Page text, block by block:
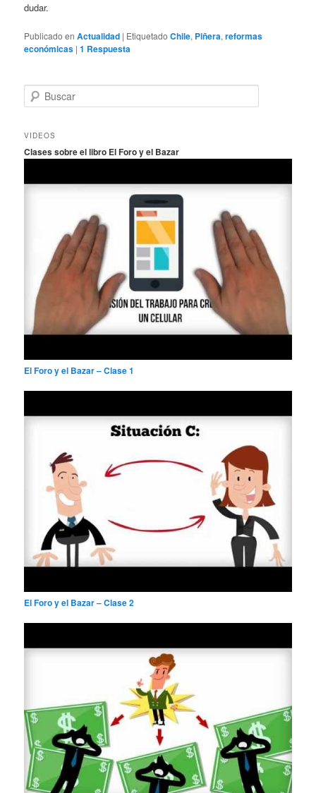
dudar.
Publicado en Actualidad | Etiquetado Chile, Piñera,reformas
económicas |1 Respuesta
u
c
r
VIDEOS
Clases sobre el libro El Foro y el Bazar
El Foro y el Bazar – Clase 1
El Foro y el Bazar – Clase 2